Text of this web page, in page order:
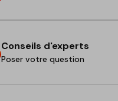
Conseils d'experts
Poser votre question